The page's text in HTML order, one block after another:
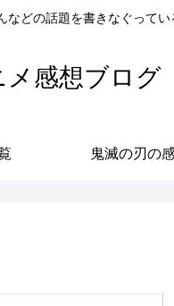
などの話題を書きなぐってい
感想ブログ
鬼滅の刃の